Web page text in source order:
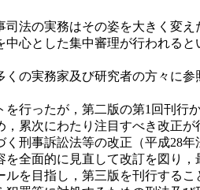
法の実務はその姿を大きく変え
心とした集中審理が行われる
の実務家及び研究者の方々に参
行ったが，第二版の第1回刊行
累次にわたり注目すべき改正
刑事訴訟法等の改正（平成28年
全面的に見直して改訂を図り
を目指し，第三版を刊行するこ